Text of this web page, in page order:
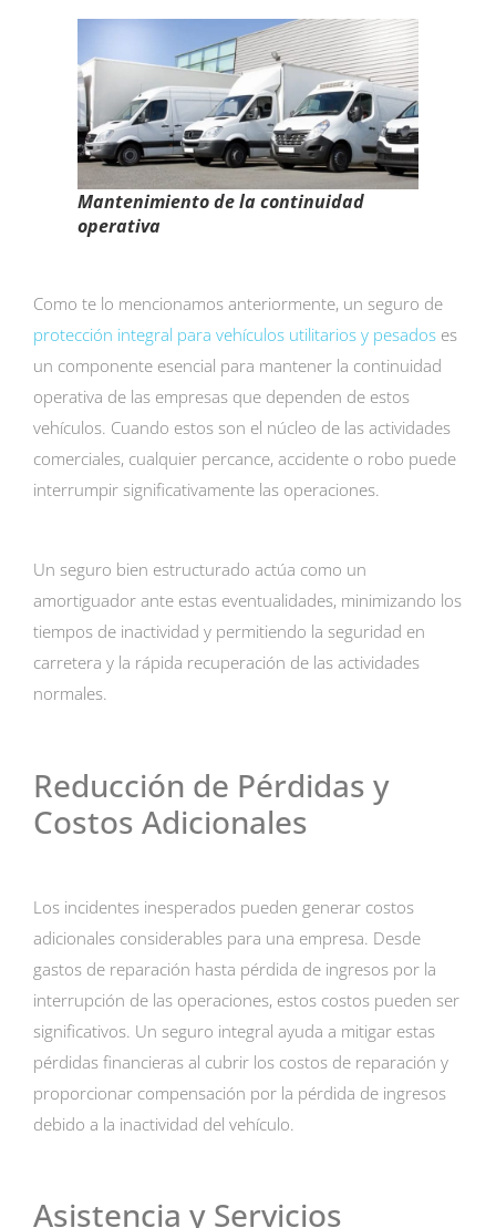
Mantenimiento de la continuidad
operativa
Como te lo mencionamos anteriormente, un seguro de
protección integral para vehículos utilitarios y pesados es
un componente esencial para mantener la continuidad
operativa de las empresas que dependen de estos
vehículos. Cuando estos son el núcleo de las actividades
comerciales, cualquier percance, accidente o robo puede
interrumpir significativamente las operaciones.
Un seguro bien estructurado actúa como un
amortiguador ante estas eventualidades, minimizando los
tiempos de inactividad y permitiendo la seguridad en
carretera y la rápida recuperación de las actividades
normales.
Reducción de Pérdidas y
Costos Adicionales
Los incidentes inesperados pueden generar costos
adicionales considerables para una empresa. Desde
gastos de reparación hasta pérdida de ingresos por la
interrupción de las operaciones, estos costos pueden ser
significativos. Un seguro integral ayuda a mitigar estas
pérdidas financieras al cubrir los costos de reparación y
proporcionar compensación por la pérdida de ingresos
debido a la inactividad del vehículo.
Asistencia y Servicios